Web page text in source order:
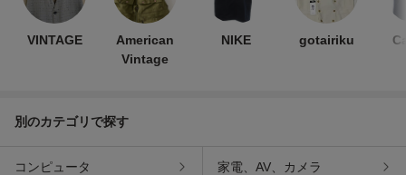
VINTAGE
American
Vintage
NIKE gotairiku
別のカテゴリで探す
コンピュータ 家電、AV、カメラ